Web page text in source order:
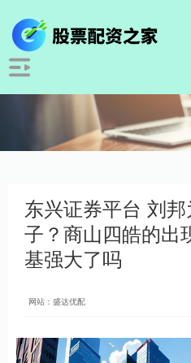
东兴证券平台 刘
子？商山四皓的出
基强大了吗
网站：盛达优配